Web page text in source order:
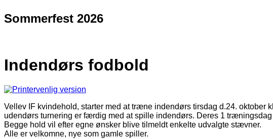
Sommerfest 2026
Indendørs fodbold
Vellev IF kvindehold, starter med at træne indendørs tirsdag d.24. oktober
udendørs turnering er færdig med at spille indendørs. Deres 1
Begge hold vil efter egne ønsker blive tilmeldt enkelte udvalgte stævner.
Alle er velkomne, nye som gamle spiller.